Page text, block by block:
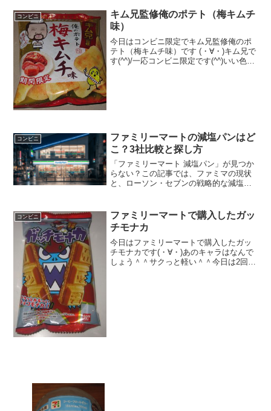
チョコがささってい...
コンビニ
キム兄監修俺のポテト（梅キムチ
味）
今日はコンビニ限定でキム兄監修俺のポ
テト（梅キムチ味）です (・∀・)キム兄で
す(^^)/一応コンビニ限定です(^^)いい色し
コンビニ
ファミリーマートの減塩パンはど
こ？3社比較と探し方
「ファミリーマート 減塩パン」が見つか
らない？この記事では、ファミマの現状
と、ローソン・セブンの戦略的な減塩パ
塩パン」を含め、コンビニで本当に塩分
が低いパンを見つけるコツを紹介。
コンビニ
ファミリーマートで購入したガッ
チモナカ
今日はファミリーマートで購入したガッ
チモナカです(・∀・)あのキャラはなんで
しょう＾＾サクっと軽い＾＾今日は2回更